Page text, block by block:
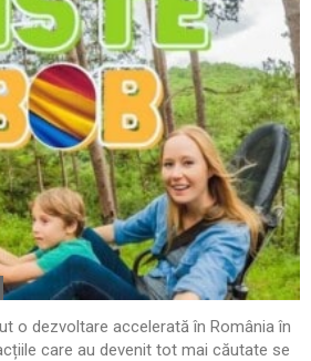
o dezvoltare accelerată în România în
care au devenit tot mai căutate se